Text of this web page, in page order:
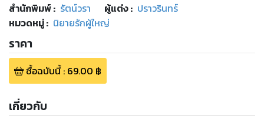
สำนักพิมพ์: รัตน์วรา ผู้แต่ง : ปราวรินทร์
หมวดหมู่: นิยายรักผู้ใหญ่
ราคา
ซื้อฉบับนี้: 69.00 ฿
เกี่ยวกับ